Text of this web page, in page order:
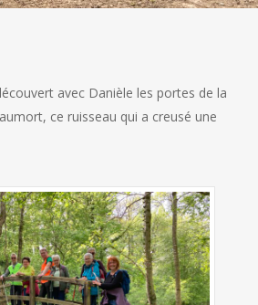
avec Danièle les portes de la
ce ruisseau qui a creusé une